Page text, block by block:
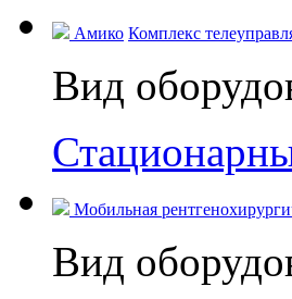
Амико Комплекс
Вид
Мобильная
Вид